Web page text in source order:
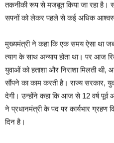
तकनीकी रूप से मजबूत किया जा रहा
सपनों को लेकर पहले से कई अधिक
मुख्यमंत्री ने कहा कि एक समय ऐसा था
त्याग के साथ अन्याय होता था। पर आज
युवाओं को हताशा और निराशा मिलती
सौंपने का काम करती है। राज्य सरकार,
देगी। उन्होंने कहा कि आज से 12 वर्ष पूर्व
ने प्रधानमंत्री के पद पर कार्यभार
दिन है।